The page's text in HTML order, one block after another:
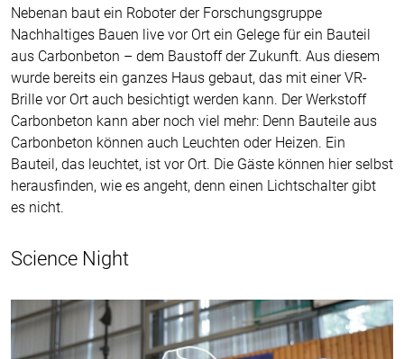
Nebenan baut ein Roboter der Forschungsgruppe
Nachhaltiges Bauen live vor Ort ein Gelege für ein Bauteil
aus Carbonbeton – dem Baustoff der Zukunft. Aus diesem
wurde bereits ein ganzes Haus gebaut, das mit einer VR-
Brille vor Ort auch besichtigt werden kann. Der Werkstoff
Carbonbeton kann aber noch viel mehr: Denn Bauteile aus
Carbonbeton können auch Leuchten oder Heizen. Ein
Bauteil, das leuchtet, ist vor Ort. Die Gäste können hier selbst
herausfinden, wie es angeht, denn einen Lichtschalter gibt
es nicht.
Science Night